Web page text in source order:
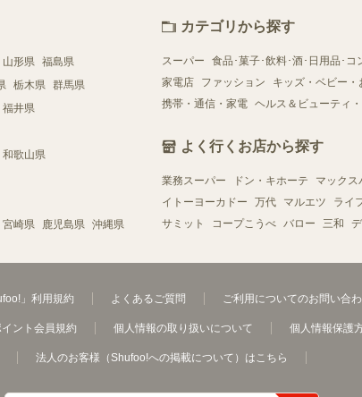
山形県 福島県
栃木県 群馬県
福井県
和歌山県
宮崎県 鹿児島県 沖縄県
カテゴリから探す
スーパー 食品･菓子･飲料･酒･日用品･コ
家電店
ファッション キッズ・ベビー・
携帯・通信・家電 ヘルス＆ビューティ
よく行くお店から探す
業務スーパー ドン・キホーテ マックス
イトーヨーカドー
万代 マルエツ ライ
サミット
コープこうべ バロー 三和
」利用規約 よくあるご質問 ご利用についてのお問い合
ント会員規約 個人情報の取り扱いについて 個人情報保護
法人のお客様（Shufoo!への掲載について）はこちら